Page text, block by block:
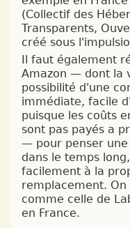
(Collectif des
Transparents,
créé sous
Il faut également
Amazon — dont la
possibilité d'une
immédiate, facile
puisque les coûts
sont pas payés a
— pour penser une
dans le temps
facilement à la
remplacement.
comme celle de
en France.